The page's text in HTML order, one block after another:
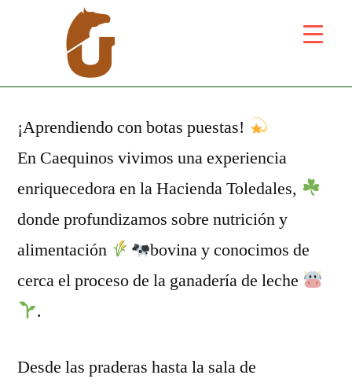
¡Aprendiendo con botas puestas!
En Caequinos vivimos una experiencia
enriquecedora en la Hacienda Toledales,
donde profundizamos sobre nutrición y
alimentación
bovina y conocimos de
cerca el proceso de la ganadería de leche
.
Desde las praderas hasta la sala de